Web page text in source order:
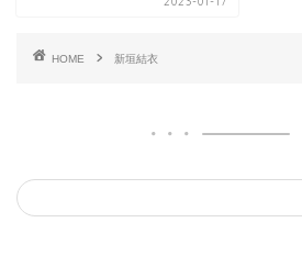
HOME 新垣結衣